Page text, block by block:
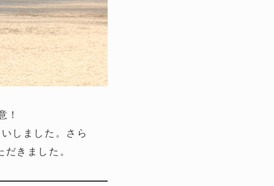
！
しました。さら
きました。